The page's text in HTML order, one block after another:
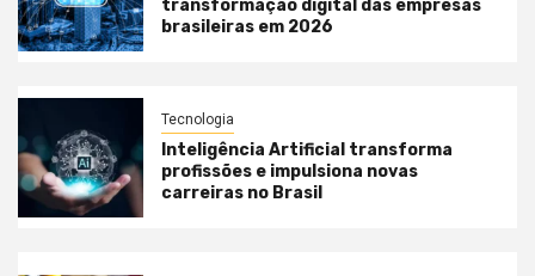
transformação digital das empresas
brasileiras em 2026
Tecnologia
Inteligência Artificial transforma
profissões e impulsiona novas
carreiras no Brasil